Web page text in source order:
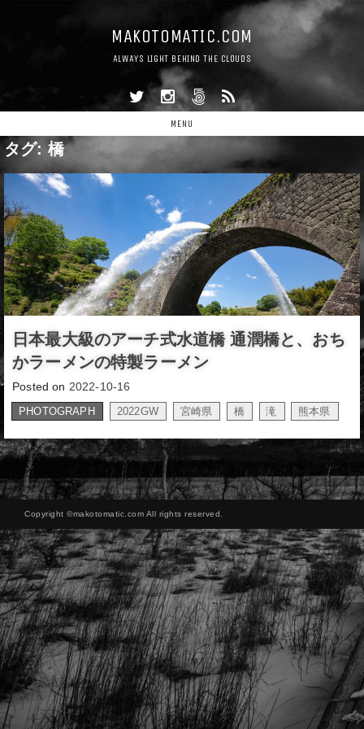
MAKOTOMATIC.COM
ALWAYS LIGHT BEHIND THE CLOUDS
MENU
タグ:橋
日本最大級のアーチ式水道橋 通潤橋と、おち
かラーメンの特製ラーメン
Posted on 2022-10-16
PHOTOGRAPH 2022GW 宮崎県 橋 滝 熊本県
Copyright ©makotomatic.com All rights reserved.